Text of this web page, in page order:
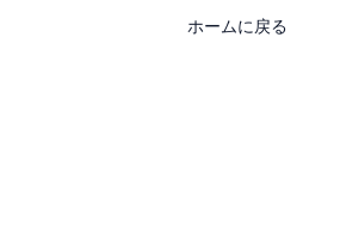
ホームに戻る